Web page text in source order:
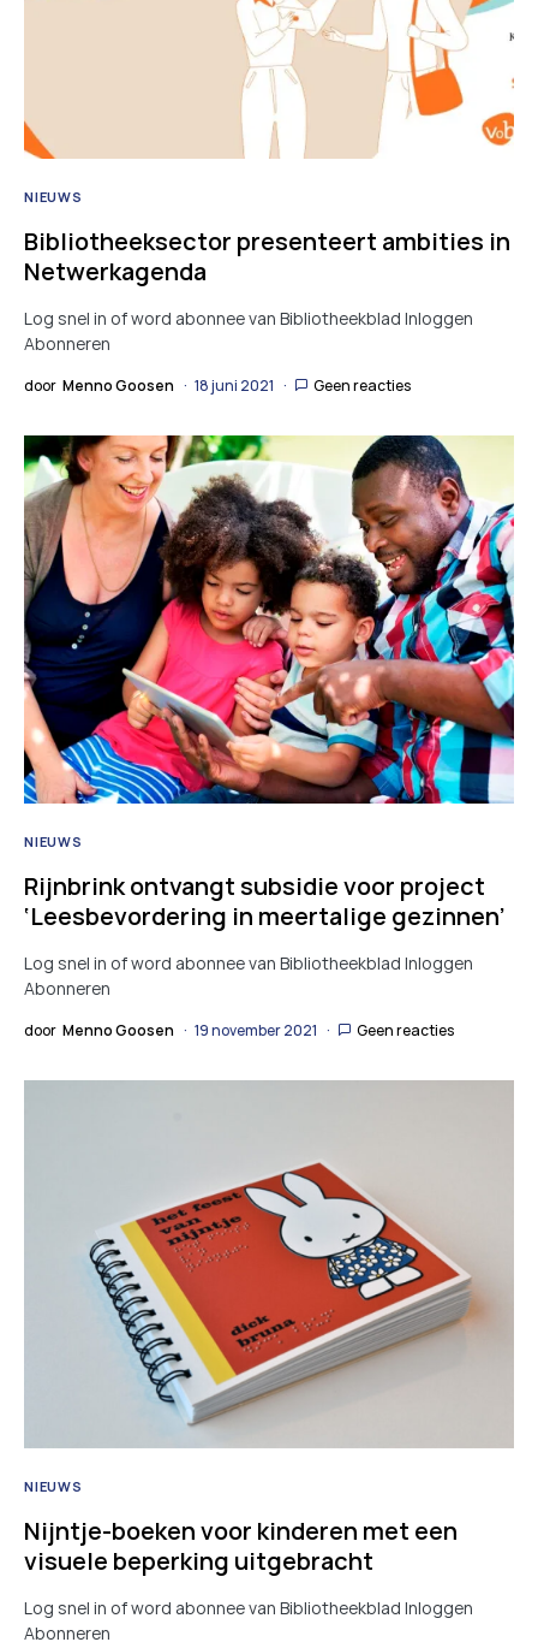
NIEUWS
Bibliotheeksector presenteert ambities in
Netwerkagenda
Log snel in of word abonnee van Bibliotheekblad Inloggen
Abonneren
door Menno Goosen 18 juni 2021 Geen reacties
NIEUWS
Rijnbrink ontvangt subsidie voor project
‘Leesbevordering in meertalige gezinnen’
Log snel in of word abonnee van Bibliotheekblad Inloggen
Abonneren
door Menno Goosen 19 november 2021 Geen reacties
NIEUWS
Nijntje-boeken voor kinderen met een
visuele beperking uitgebracht
Log snel in of word abonnee van Bibliotheekblad Inloggen
Abonneren